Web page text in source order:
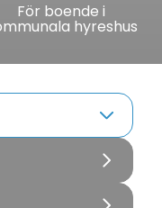
För boende i
hyreshus